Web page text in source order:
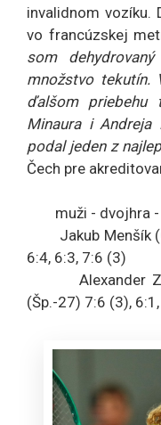
invalidnom vozíku.
vo francúzskej
som
množstvo tekutín.
ďalšom priebehu
Minaura i Andreja
podal jeden z
Čech pre
muži - dvojhra -
Jakub Menšík
6:4, 6:3, 7:6 (3)
Alexander
(Šp.-27) 7:6 (3),